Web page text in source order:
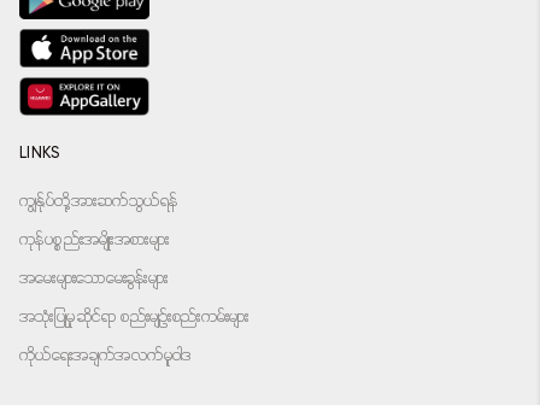
LINKS
ကျွန်ုပ်တို့အားဆက်သွယ်ရန်
ကုန်ပစ္စည်းအမျိုးအစားများ
အမေးများသောမေးခွန်းများ
အသုံးပြုမှုဆိုင်ရာ စည်းမျဉ်းစည်းကမ်းများ
ကိုယ်ရေးအချက်အလက်မူဝါဒ